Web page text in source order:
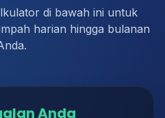
di bawah ini untuk
harian hingga bulanan
Anda